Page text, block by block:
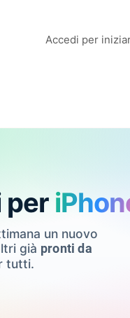
Accedi per
per
un nuovo
già pronti da
tutti.